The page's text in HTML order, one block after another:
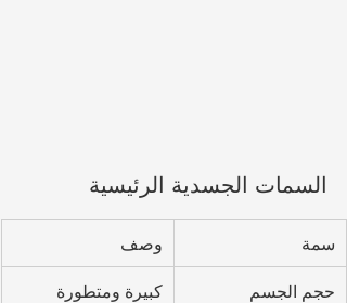
السمات الجسدية الرئيسية
سمة وصف
حجم الجسم كبيرة ومتطورة